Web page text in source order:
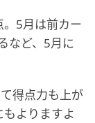
5月は前カー
など、5月に
得点力も上が
もよりますよ